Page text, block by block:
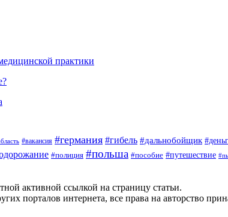
практики
#вакансия #германия #гибель #дальнобойщик
#полиция #польша #пособие #путешествие
активной ссылкой на страницу статьи.
порталов интернета, все права на авторство